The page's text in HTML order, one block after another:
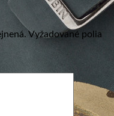
Vyžadované polia